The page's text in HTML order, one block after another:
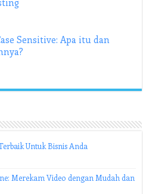
Sensitive: Apa itu dan
Untuk Bisnis Anda
Merekam Video dengan Mudah dan